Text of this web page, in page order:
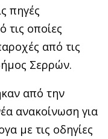
πηγές
οποίες
από τις
Σερρών.
από την
ανακοίνωση για
με τις οδηγίες